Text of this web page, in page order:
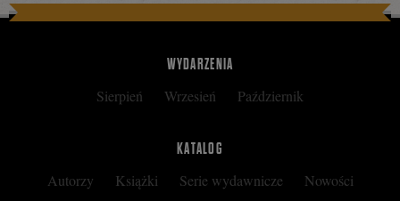
WYDARZENIA
Sierpień Wrzesień Październik
KATALOG
Autorzy Książki Serie wydawnicze
Nowości